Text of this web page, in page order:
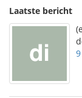
Laatste bericht